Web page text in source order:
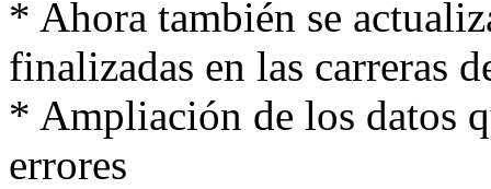
* Ahora también se
finalizadas en las carreras
* Ampliación de los datos
errores